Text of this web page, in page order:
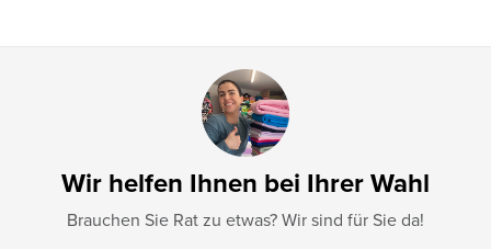
Wir helfen Ihnen bei Ihrer Wahl
Brauchen Sie Rat zu etwas? Wir sind für Sie da!